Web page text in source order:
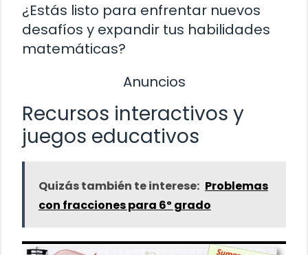
¿Estás listo para enfrentar nuevos
desafíos y expandir tus habilidades
matemáticas?
Anuncios
Recursos interactivos y
juegos educativos
Quizás también te interese: Problemas
con fracciones para 6º grado